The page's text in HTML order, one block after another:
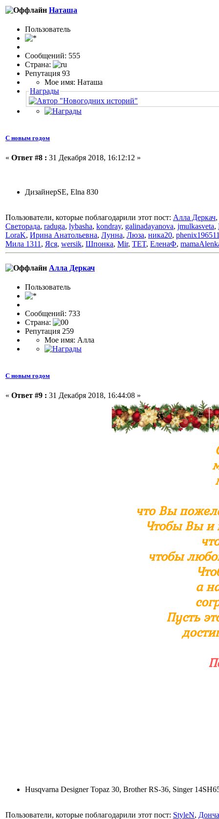
Наташа
Пользовaтeль
Сообщений: 555
Страна:
Репутация 93
Мое имя: Наташа
Награды
С новым годом
« Ответ #8 : 31 Декабря 2018, 16:12:12 »
ДизайнерSE, Elna 830
Пользователи, которые поблагодарили этот пост: Алла Деркач,
Светорада, raduga, lybasha, kondray, galinadayanova, jmulkasveta,
LoraK, Ирина Анатольевна, Лунна, Люза, ника20,
Мила 1311 , Яся, wersik, Шпонка, Mir, TET, ЕленаФ,
Алла Деркач
Пользовaтeль
Сообщений: 733
Страна:
Репутация 259
Мое имя: Алла
С новым годом
« Ответ #9 : 31 Декабря 2018, 16:44:08 »
что Вы
Чтобы Вы и
чтобы
а
Пусть
Husqvarna Designer Topaz 30, Brother RS-36, Singer
Пользователи, которые поблагодарили этот пост: StyleN,